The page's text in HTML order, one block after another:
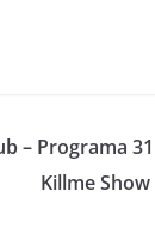
– Programa 31
Killme